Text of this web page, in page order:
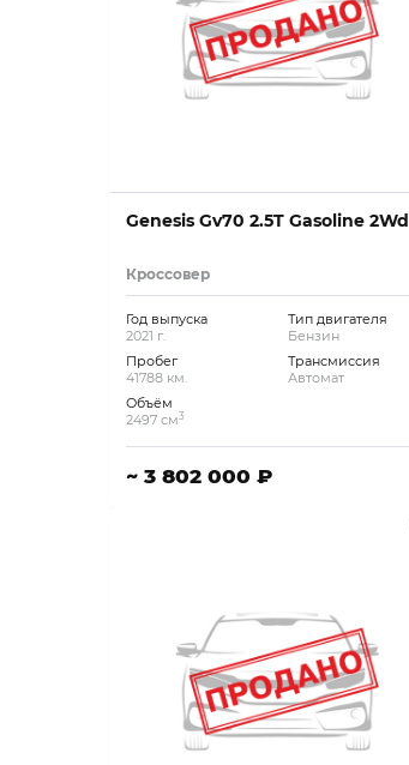
Genesis Gv70 2.5T Gasoline 2Wd
Кроссовер
Год выпуска
2021 г.
Пробег
41788 км.
Объём
2497 см3
Тип двигателя
Бензин
Трансмиссия
Автомат
~ 3 802 000 ₽